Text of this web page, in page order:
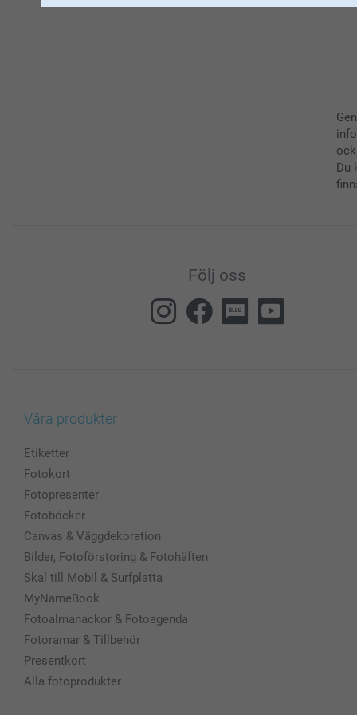
Du
Följ oss
Våra produkter
Etiketter
Fotokort
Fotopresenter
Fotoböcker
Canvas & Väggdekoration
Bilder, Fotoförstoring & Fotohäften
Skal till Mobil & Surfplatta
MyNameBook
Fotoalmanackor & Fotoagenda
Fotoramar & Tillbehör
Presentkort
Alla fotoprodukter